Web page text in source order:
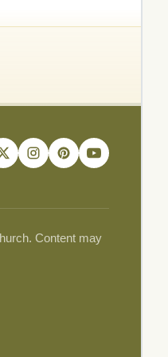
Content may